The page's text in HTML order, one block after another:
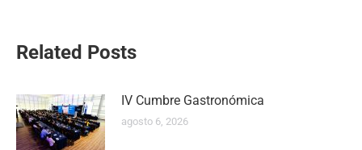
Related Posts
IV Cumbre Gastronómica
agosto 6, 2026